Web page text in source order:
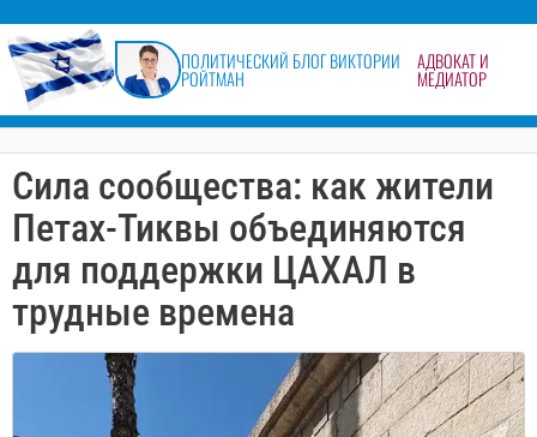
ПОЛИТИЧЕСКИЙ БЛОГ ВИКТОРИИ
РОЙТМАН
АДВОКАТ И
МЕДИАТОР
Сила сообщества: как жители
Петах-Тиквы объединяются
для поддержки ЦАХАЛ в
трудные времена